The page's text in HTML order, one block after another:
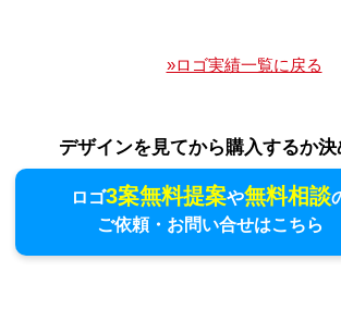
»ロゴ実績一覧に戻る
デザインを見てから購入するか決
ロゴ3案無料提案や無料相談
ご依頼・お問い合せはこちら